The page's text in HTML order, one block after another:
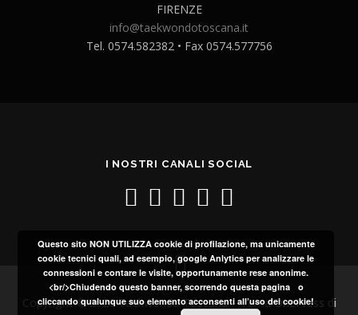
FIRENZE
info@taekwondotoscana.it
Tel. 0574.582382 • Fax 0574.577756
I NOSTRI CANALI SOCIAL
Copyright © 2026 Taekwondo Toscana–TemaOnePress di
Questo sito NON UTILIZZA cookie di profilazione, ma unicamente
cookie tecnici quali, ad esempio, google Anlytics per analizzare le
connessioni e contare le visite, opportunamente rese anonime.
<br/>Chiudendo questo banner, scorrendo questa pagina o
cliccando qualunque suo elemento acconsenti all’uso dei cookie!